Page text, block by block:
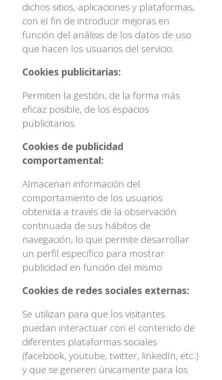
dichos sitios, aplicaciones y plataformas,
con el fin de introducir mejoras en
función del análisis de los datos de uso
que hacen los usuarios del servicio.
Cookies publicitarias:
Permiten la gestión, de la forma más
eficaz posible, de los espacios
publicitarios.
Cookies de publicidad
comportamental:
Almacenan información del
comportamiento de los usuarios
obtenida a través de la observación
continuada de sus hábitos de
navegación, lo que permite desarrollar
un perfil específico para mostrar
publicidad en función del mismo
Cookies de redes sociales externas:
Se utilizan para que los visitantes
puedan interactuar con el contenido de
diferentes plataformas sociales
(facebook, youtube, twitter, linkedIn, etc..)
y que se generen únicamente para los